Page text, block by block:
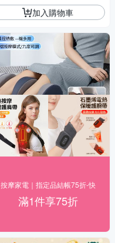
加入購物車
按摩家電｜指定品結帳75折-快
滿1件享75折